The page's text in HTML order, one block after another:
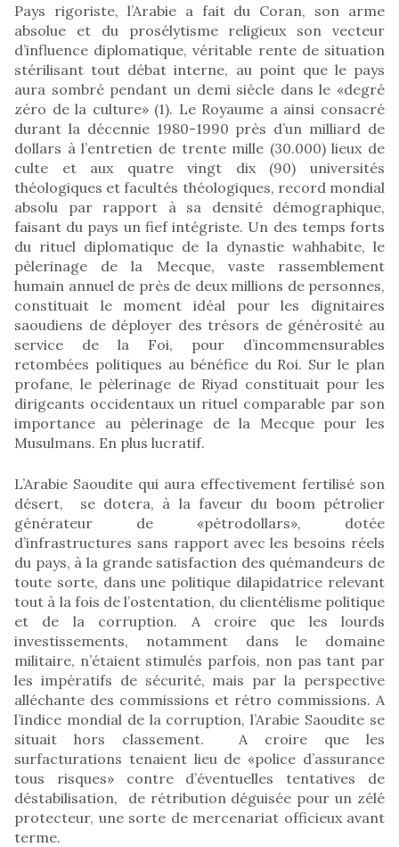
Pays rigoriste, l’Arabie a fait du Coran, son arme
absolue et du prosélytisme religieux son vecteur
d’influence diplomatique, véritable rente de situation
stérilisant tout débat interne, au point que le pays
aura sombré pendant un demi siècle dans le «degré
zéro de la culture» (1). Le Royaume a ainsi consacré
durant la décennie 1980-1990 près d’un milliard de
dollars à l’entretien de trente mille (30.000) lieux de
culte et aux quatre vingt dix (90) universités
théologiques et facultés théologiques, record mondial
absolu par rapport à sa densité démographique,
faisant du pays un fief intégriste. Un des temps forts
du rituel diplomatique de la dynastie wahhabite, le
pèlerinage de la Mecque, vaste rassemblement
humain annuel de près de deux millions de personnes,
constituait le moment idéal pour les dignitaires
saoudiens de déployer des trésors de générosité au
service de la Foi, pour d’incommensurables
retombées politiques au bénéfice du Roi. Sur le plan
profane, le pèlerinage de Riyad constituait pour les
dirigeants occidentaux un rituel comparable par son
importance au pèlerinage de la Mecque pour les
Musulmans. En plus lucratif.
L’Arabie Saoudite qui aura effectivement fertilisé son
désert, se dotera, à la faveur du boom pétrolier
générateur de «pétrodollars», dotée
d’infrastructures sans rapport avec les besoins réels
du pays, à la grande satisfaction des quémandeurs de
toute sorte, dans une politique dilapidatrice relevant
tout à la fois de l’ostentation, du clientélisme politique
et de la corruption. A croire que les lourds
investissements, notamment dans le domaine
militaire, n’étaient stimulés parfois, non pas tant par
les impératifs de sécurité, mais par la perspective
alléchante des commissions et rétro commissions. A
l’indice mondial de la corruption, l’Arabie Saoudite se
situait hors classement. A croire que les
surfacturations tenaient lieu de «police d’assurance
tous risques» contre d’éventuelles tentatives de
déstabilisation, de rétribution déguisée pour un zélé
protecteur, une sorte de mercenariat officieux avant
terme.